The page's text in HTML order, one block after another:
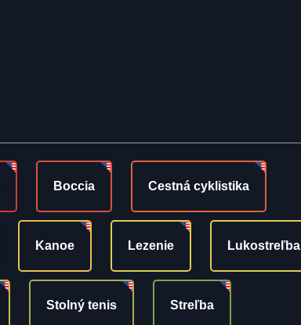
Boccia Cestná cyklistika
Kanoe Lezenie Lukostreľba
Stolný tenis Streľba